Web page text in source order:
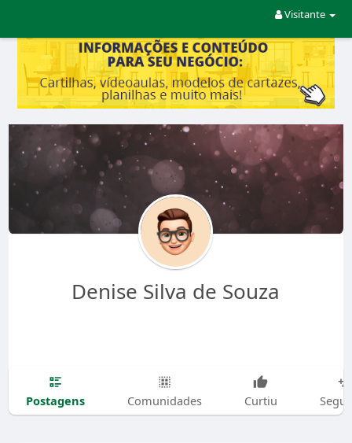
Visitante
Denise Silva de Souza
Postagens Comunidades Curtiu